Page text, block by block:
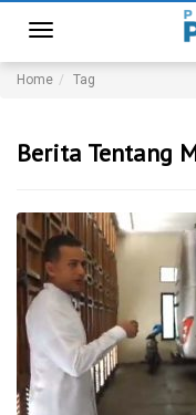
Toggle
navigation
Home Tag
Berita Tentang